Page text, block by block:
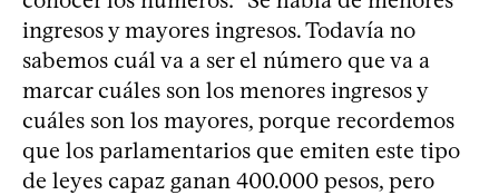
ingresos y mayores ingresos. Todavía no
sabemos cuál va a ser el número que va a
marcar cuáles son los menores ingresos y
cuáles son los mayores, porque recordemos
que los parlamentarios que emiten este tipo
de leyes capaz ganan 400.000 pesos, pero